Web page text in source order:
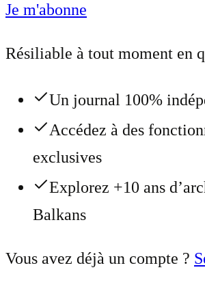
Je m'abonne
Résiliable à tout moment en
Un journal 100%
Accédez à des
exclusives
Explorez +10 ans
Balkans
Vous avez déjà un compte ?